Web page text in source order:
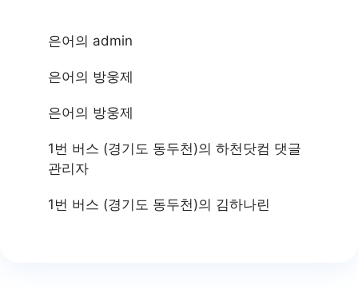
은어의 admin
은어의 방웅제
은어의 방웅제
1번 버스 (경기도 동두천)의 하천닷컴 댓글
관리자
1번 버스 (경기도 동두천)의 김하나린